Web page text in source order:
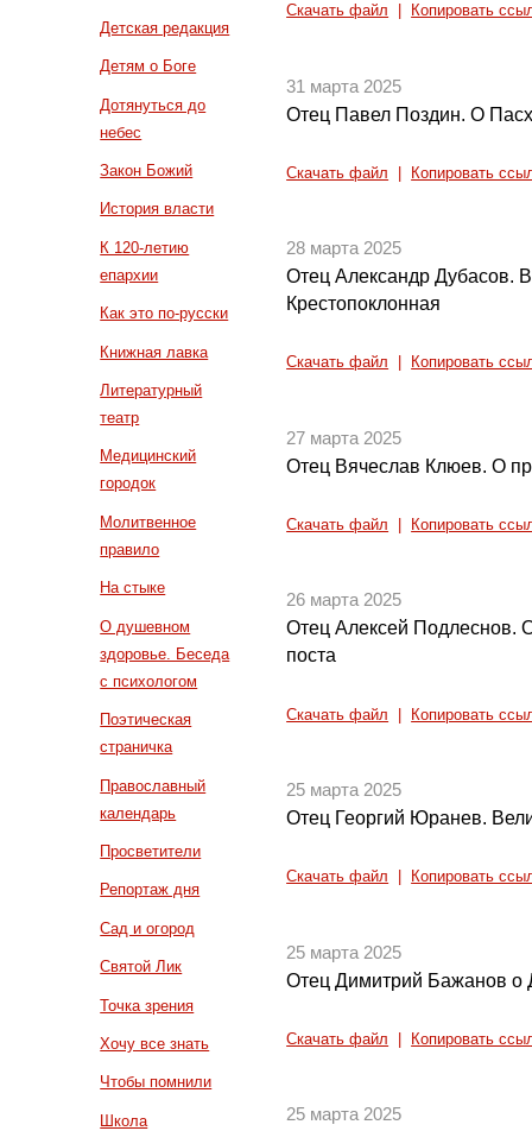
Детская редакция
Детям о Боге
Дотянуться до
небес
Закон Божий
История власти
К 120-летию
епархии
Как это по-русски
Книжная лавка
Литературный
театр
Медицинский
городок
Молитвенное
правило
На стыке
О душевном
здоровье. Беседа
с психологом
Поэтическая
страничка
Православный
календарь
Просветители
Репортаж дня
Сад и огород
Святой Лик
Точка зрения
Хочу все знать
Чтобы помнили
Школа
Скачать файл Копировать
31 марта 2025
Отец Павел Поздин. О
Скачать файл Копировать
28 марта 2025
Отец Александр Дубасов.
Крестопоклонная
Скачать файл Копировать
27 марта 2025
Отец Вячеслав Клюев. О
Скачать файл Копировать
26 марта 2025
Отец Алексей Подлеснов.
поста
Скачать файл Копировать
25 марта 2025
Отец Георгий Юранев.
Скачать файл Копировать
25 марта 2025
Отец Димитрий Бажанов о
Скачать файл Копировать
25 марта 2025